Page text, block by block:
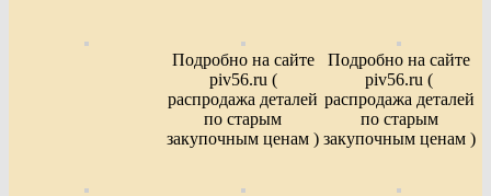
Подробно на сайте
piv56.ru (
распродажа деталей
по старым
закупочным ценам )
Подробно на сайте
piv56.ru (
распродажа деталей
по старым
закупочным ценам )